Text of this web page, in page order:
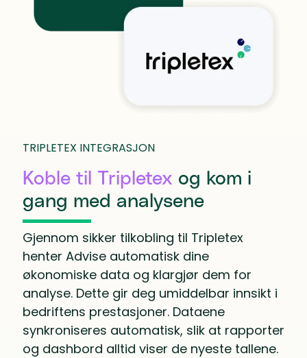
TRIPLETEX INTEGRASJON
Koble til Tripletex og kom i
gang med analysene
Gjennom sikker tilkobling til Tripletex
henter Advise automatisk dine
økonomiske data og klargjør dem for
analyse. Dette gir deg umiddelbar innsikt i
bedriftens prestasjoner. Dataene
synkroniseres automatisk, slik at rapporter
og dashbord alltid viser de nyeste tallene.